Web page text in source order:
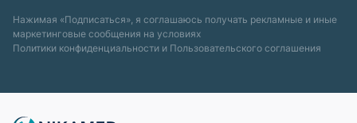
Нажимая «Подписаться», я соглашаюсь получать рекламные и иные
маркетинговые сообщения на условиях
Политики конфиденциальности и Пользовательского соглашения